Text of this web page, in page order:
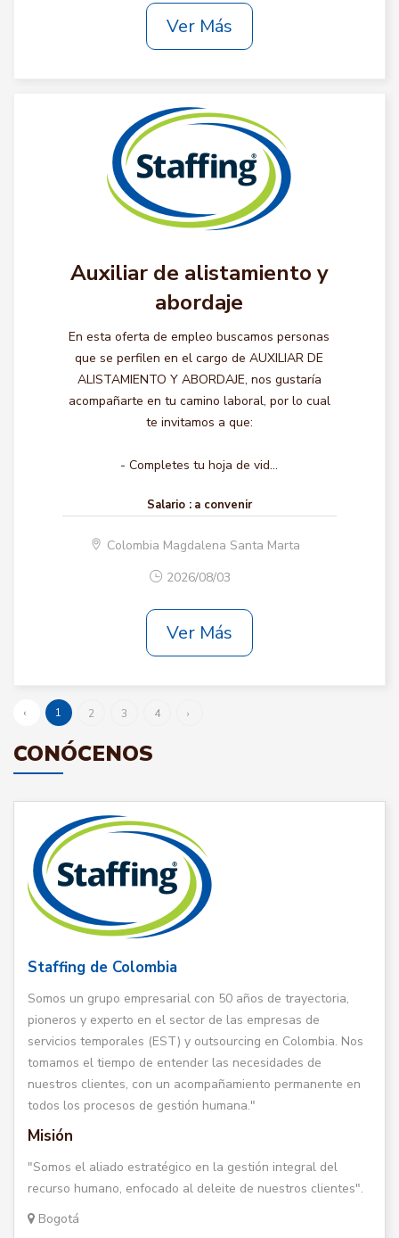
Ver Más
Auxiliar de alistamiento y
abordaje
En esta oferta de empleo buscamos personas
que se perfilen en el cargo de AUXILIAR DE
ALISTAMIENTO Y ABORDAJE, nos gustaría
acompañarte en tu camino laboral, por lo cual
te invitamos a que:
- Completes tu hoja de vid...
Salario : a convenir
Colombia Magdalena Santa Marta
2026/08/03
Ver Más
‹ 1 2 3 4 ›
CONÓCENOS
Staffing de Colombia
Somos un grupo empresarial con 50 años de trayectoria,
pioneros y experto en el sector de las empresas de
servicios temporales (EST) y outsourcing en Colombia. Nos
tomamos el tiempo de entender las necesidades de
nuestros clientes, con un acompañamiento permanente en
todos los procesos de gestión humana."
Misión
"Somos el aliado estratégico en la gestión integral del
recurso humano, enfocado al deleite de nuestros clientes".
Bogotá